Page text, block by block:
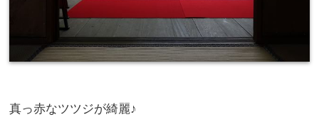
真っ赤なツツジが綺麗♪